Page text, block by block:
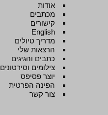
אודות
מכתבים
קישורים
English
מדריך טיולים
הרצאות שלי
כתבים והגיגים
צילומים וסירטונים
יוצר פסיפס
הפינה הפרטית
צור קשר